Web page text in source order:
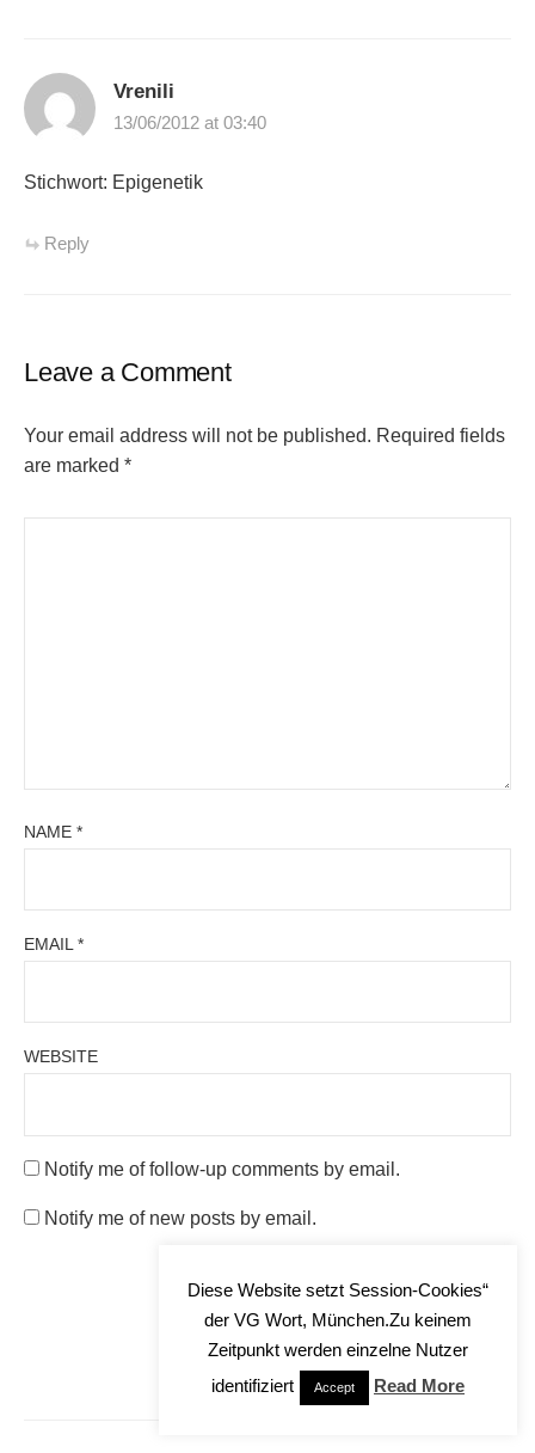
Vrenili
13/06/2012 at 03:40
Stichwort: Epigenetik
Reply
Leave a Comment
Your email address will not be published. Required fields
are marked *
NAME *
EMAIL *
WEBSITE
Notify me of follow-up comments by email.
Notify me of new posts by email.
Diese Website setzt Session-Cookies“
der VG Wort, München.Zu keinem
Zeitpunkt werden einzelne Nutzer
identifiziert
Accept Read More